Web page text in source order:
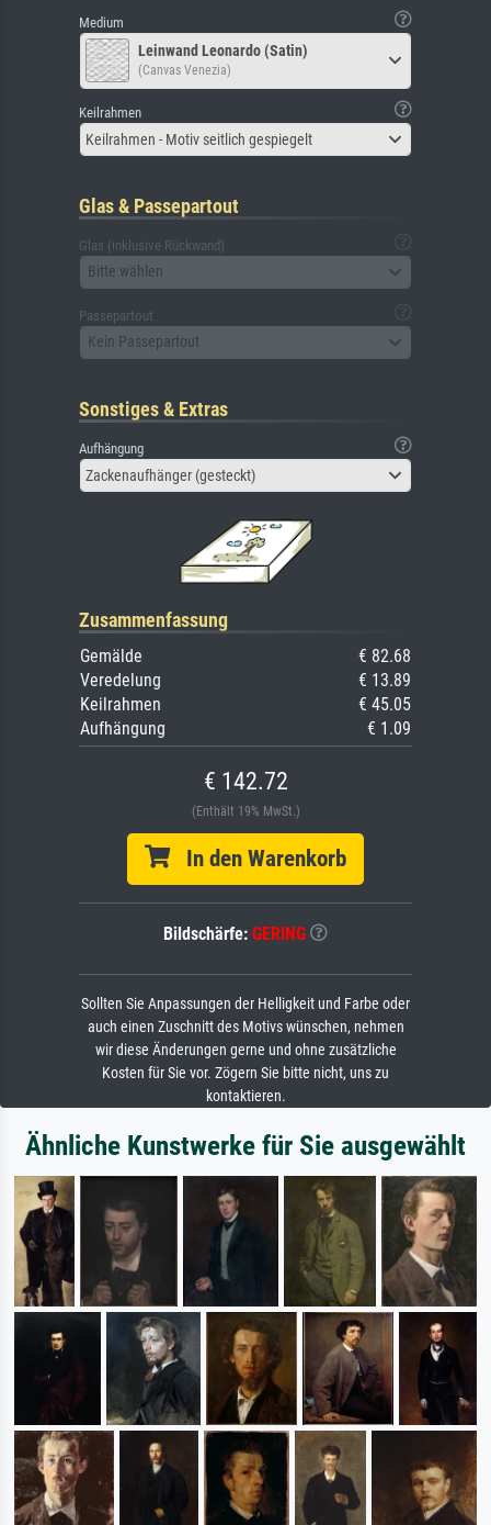
Medium
Leinwand Leonardo (Satin)
(Canvas Venezia)
Keilrahmen
Keilrahmen - Motiv seitlich gespiegelt
Glas & Passepartout
Glas (inklusive Rückwand)
Bitte wählen
Passepartout
Kein Passepartout
Sonstiges & Extras
Aufhängung
Zackenaufhänger (gesteckt)
Zusammenfassung
Gemälde
€ 82.68
Veredelung
€ 13.89
Keilrahmen
€ 45.05
Aufhängung
€ 1.09
€ 142.72
(Enthält 19% MwSt.)
In den Warenkorb
Bildschärfe: GERING
Sollten Sie Anpassungen der Helligkeit und Farbe oder
auch einen Zuschnitt des Motivs wünschen, nehmen
wir diese Änderungen gerne und ohne zusätzliche
Kosten für Sie vor. Zögern Sie bitte nicht, uns zu
kontaktieren.
Ähnliche Kunstwerke für Sie ausgewählt